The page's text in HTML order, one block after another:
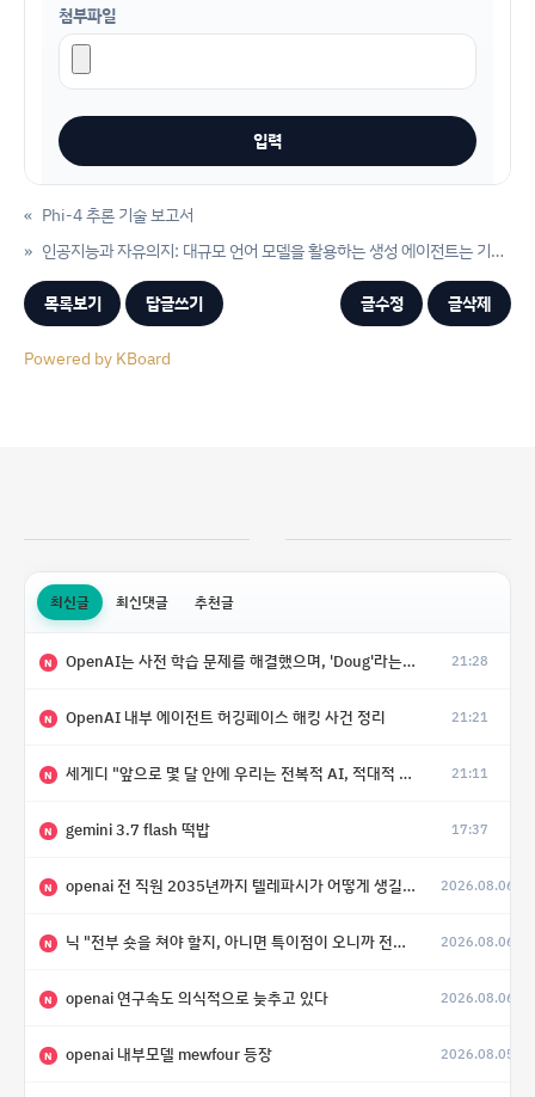
첨부파일
« Phi-4 추론 기술 보고서
인공지능과 자유의지: 대규모 언어 모델을 활용하는 생성 에이전트는 기능적 자유 의지를 갖습니다.
»
목록보기 답글쓰기 글수정 글삭제
Powered by KBoard
최신글 최신댓글 추천글
N OpenAI는 사전 학습 문제를 해결했으며, 'Doug'라는 코드명을 가진 훨씬 더 큰 모델을 활발히 개발 중 21:28
N OpenAI 내부 에이전트 허깅페이스 해킹 사건 정리 21:21
N 세게디 "앞으로 몇 달 안에 우리는 전복적 AI, 적대적 AI 둘 다 보게 될 것" 21:11
N gemini 3.7 flash 떡밥 17:37
N openai 전 직원 2035년까지 텔레파시가 어떻게 생길 수 있는지 2026.08.06
N 닉 "전부 숏을 쳐야 할지, 아니면 특이점이 오니까 전부 롱을 쳐야 할지 모르겠다.” 2026.08.06
N openai 연구속도 의식적으로 늦추고 있다 2026.08.06
N openai 내부모델 mewfour 등장 2026.08.05